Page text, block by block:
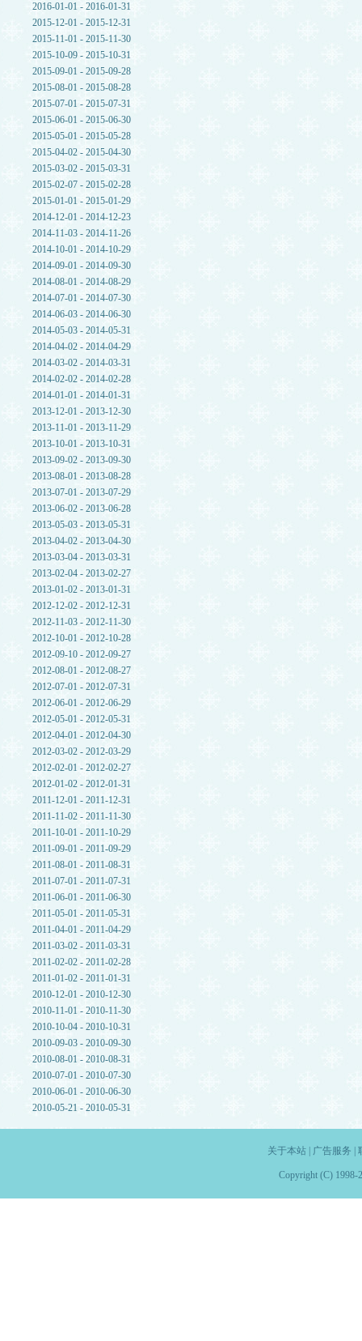
2016-01-01 - 2016-01-31
2015-12-01 - 2015-12-31
2015-11-01 - 2015-11-30
2015-10-09 - 2015-10-31
2015-09-01 - 2015-09-28
2015-08-01 - 2015-08-28
2015-07-01 - 2015-07-31
2015-06-01 - 2015-06-30
2015-05-01 - 2015-05-28
2015-04-02 - 2015-04-30
2015-03-02 - 2015-03-31
2015-02-07 - 2015-02-28
2015-01-01 - 2015-01-29
2014-12-01 - 2014-12-23
2014-11-03 - 2014-11-26
2014-10-01 - 2014-10-29
2014-09-01 - 2014-09-30
2014-08-01 - 2014-08-29
2014-07-01 - 2014-07-30
2014-06-03 - 2014-06-30
2014-05-03 - 2014-05-31
2014-04-02 - 2014-04-29
2014-03-02 - 2014-03-31
2014-02-02 - 2014-02-28
2014-01-01 - 2014-01-31
2013-12-01 - 2013-12-30
2013-11-01 - 2013-11-29
2013-10-01 - 2013-10-31
2013-09-02 - 2013-09-30
2013-08-01 - 2013-08-28
2013-07-01 - 2013-07-29
2013-06-02 - 2013-06-28
2013-05-03 - 2013-05-31
2013-04-02 - 2013-04-30
2013-03-04 - 2013-03-31
2013-02-04 - 2013-02-27
2013-01-02 - 2013-01-31
2012-12-02 - 2012-12-31
2012-11-03 - 2012-11-30
2012-10-01 - 2012-10-28
2012-09-10 - 2012-09-27
2012-08-01 - 2012-08-27
2012-07-01 - 2012-07-31
2012-06-01 - 2012-06-29
2012-05-01 - 2012-05-31
2012-04-01 - 2012-04-30
2012-03-02 - 2012-03-29
2012-02-01 - 2012-02-27
2012-01-02 - 2012-01-31
2011-12-01 - 2011-12-31
2011-11-02 - 2011-11-30
2011-10-01 - 2011-10-29
2011-09-01 - 2011-09-29
2011-08-01 - 2011-08-31
2011-07-01 - 2011-07-31
2011-06-01 - 2011-06-30
2011-05-01 - 2011-05-31
2011-04-01 - 2011-04-29
2011-03-02 - 2011-03-31
2011-02-02 - 2011-02-28
2011-01-02 - 2011-01-31
2010-12-01 - 2010-12-30
2010-11-01 - 2010-11-30
2010-10-04 - 2010-10-31
2010-09-03 - 2010-09-30
2010-08-01 - 2010-08-31
2010-07-01 - 2010-07-30
2010-06-01 - 2010-06-30
2010-05-21 - 2010-05-31
关于本站| 广告服务
Copyright (C) 1998-